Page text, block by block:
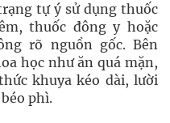
tự ý sử dụng thuốc
thuốc đông y hoặc
rõ nguồn gốc. Bên
học như ăn quá mặn,
khuya kéo dài, lười
phì.